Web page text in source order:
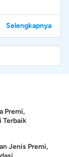
Selengkapnya
Premi,
Terbaik
Jenis Premi,